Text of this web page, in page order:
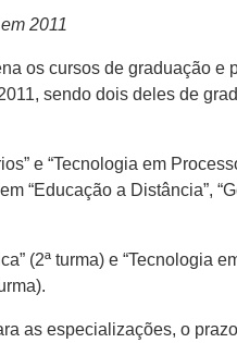
2011
os cursos de graduação e
sendo dois deles de
e “Tecnologia em
“Educação a Distância”,
(2ª turma) e “Tecnologia
as especializações, o